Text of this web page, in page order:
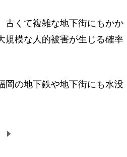
古くて複雑な地下街にもかか
規模な人的被害が生じる確率
の地下鉄や地下街にも水没